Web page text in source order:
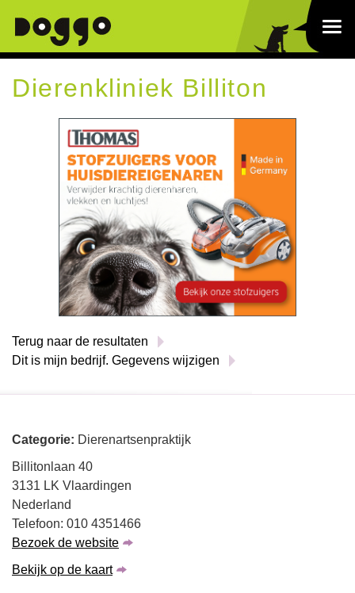
Dierenkliniek Billiton
Terug naar de resultaten
Dit is mijn bedrijf. Gegevens wijzigen
Categorie: Dierenartsenpraktijk
Billitonlaan 40
3131 LK Vlaardingen
Nederland
Telefoon: 010 4351466
Bezoek de website
Bekijk op de kaart